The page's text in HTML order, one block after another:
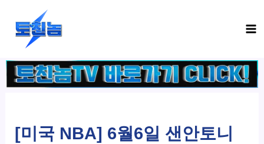
건
너
[미국 NBA] 6월6일 샌안토니